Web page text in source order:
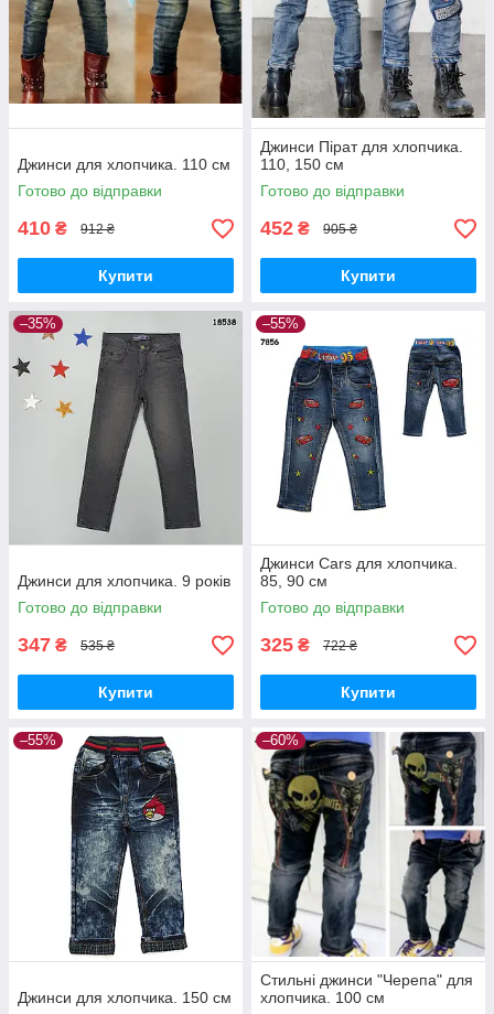
Джинси для хлопчика. 110 см
Готово до відправки
410 ₴ 912 ₴
Купити
Джинси Пірат для хлопчика.
110, 150 см
Готово до відправки
452 ₴ 905 ₴
Купити
–35%
Джинси для хлопчика. 9 років
Готово до відправки
347 ₴ 535 ₴
Купити
–55%
Джинси Cars для хлопчика.
85, 90 см
Готово до відправки
325 ₴ 722 ₴
Купити
–55%
Джинси для хлопчика. 150 см
–60%
Стильні джинси "Черепа" для
хлопчика. 100 см